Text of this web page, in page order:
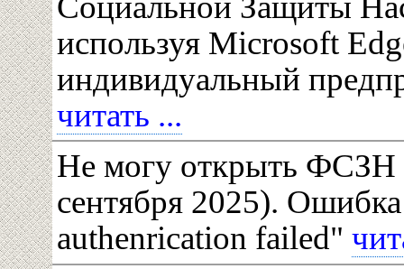
используя Microsoft
индивидуальный
читать ...
Не могу открыть ФСЗН
сентября 2025).
authenrication failed"